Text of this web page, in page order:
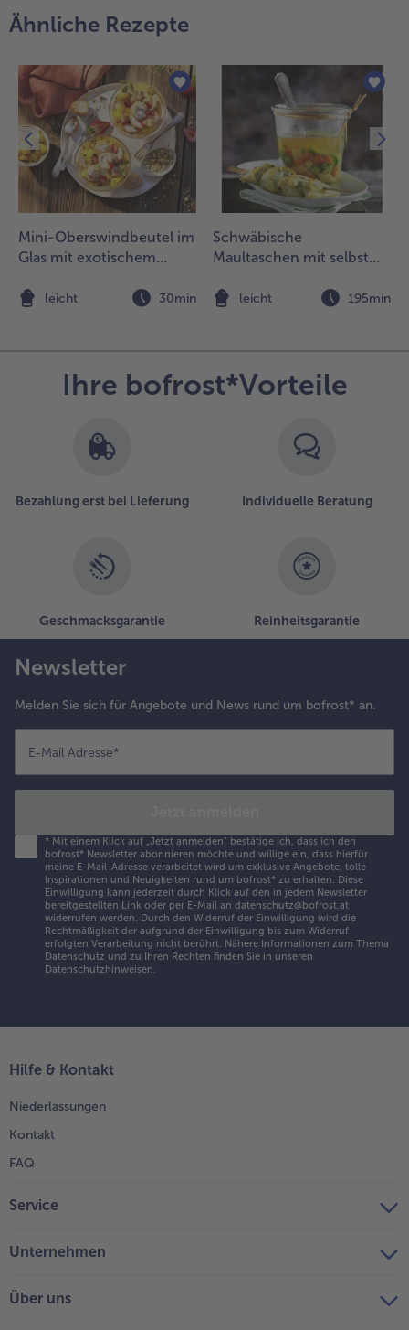
Salz und
im
zu
Salsa
Ähnliche Rezepte
Mini-Oberswindbeutel im
Glas mit exotischem
leicht 30min
Schwäbische
Maultaschen mit selbst
leicht 195min
Ihre bofrost*Vorteile
Bezahlung erst bei Lieferung Individuelle Beratung
Geschmacksgarantie Reinheitsgarantie
Newsletter
Melden Sie sich für Angebote und News rund um bofrost* an.
E-Mail Adresse*
* Mit einem Klick auf „Jetzt anmelden" bestätige ich, dass ich den
bofrost* Newsletter abonnieren möchte und willige ein, dass hierfür
meine E-Mail-Adresse verarbeitet wird um exklusive Angebote, tolle
Inspirationen und Neuigkeiten rund um bofrost* zu erhalten. Diese
Einwilligung kann jederzeit durch Klick auf den in jedem Newsletter
bereitgestellten Link oder per E-Mail an datenschutz@bofrost.at
widerrufen werden. Durch den Widerruf der Einwilligung wird die
Rechtmäßigkeit der aufgrund der Einwilligung bis zum Widerruf
erfolgten Verarbeitung nicht berührt. Nähere Informationen zum Thema
Datenschutz und zu Ihren Rechten finden Sie in unseren
Datenschutzhinweisen.
Hilfe & Kontakt
Niederlassungen
Kontakt
FAQ
Service
Unternehmen
Über uns